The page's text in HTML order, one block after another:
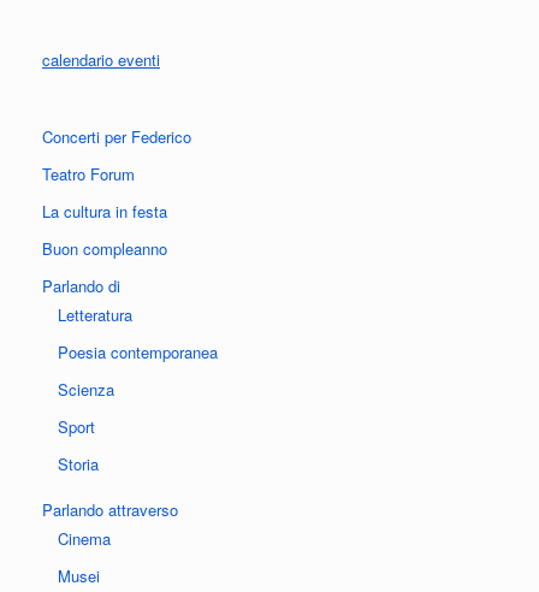
calendario eventi
Concerti per Federico
Teatro Forum
La cultura in festa
Buon compleanno
Parlando di
Letteratura
Poesia contemporanea
Scienza
Sport
Storia
Parlando attraverso
Cinema
Musei